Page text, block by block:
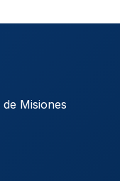
Misiones